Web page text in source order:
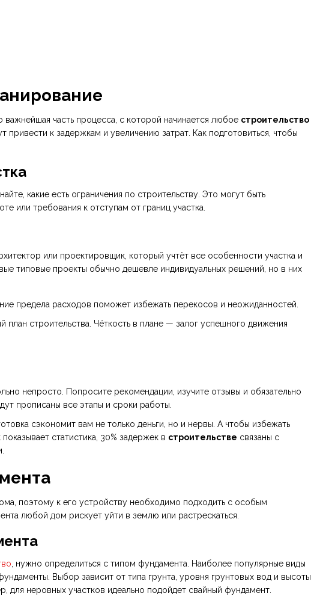
часть процесса, с которой начинается любое строительство
привести к задержкам и увеличению затрат. Как подготовиться, чтобы
какие есть ограничения по строительству. Это могут быть
или требования к отступам от границ участка.
или проектировщик, который учтёт все особенности участка и
типовые проекты обычно дешевле индивидуальных решений, но в них
предела расходов поможет избежать перекосов и неожиданностей.
план строительства. Чёткость в плане — залог успешного движения
непросто. Попросите рекомендации, изучите отзывы и обязательно
прописаны все этапы и сроки работы.
сэкономит вам не только деньги, но и нервы. А чтобы избежать
статистика, 30% задержек в строительстве связаны с
поэтому к его устройству необходимо подходить с особым
любой дом рискует уйти в землю или растрескаться.
, нужно определиться с типом фундамента. Наиболее популярные виды
Выбор зависит от типа грунта, уровня грунтовых вод и высоты
для неровных участков идеально подойдет свайный фундамент.